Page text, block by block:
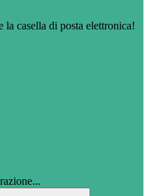
casella di posta elettronica!